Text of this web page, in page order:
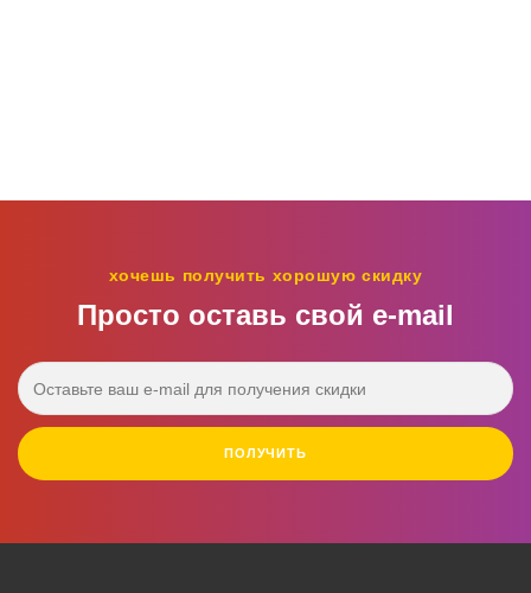
хочешь получить хорошую скидку
Просто оставь свой e‑mail
ПОЛУЧИТЬ